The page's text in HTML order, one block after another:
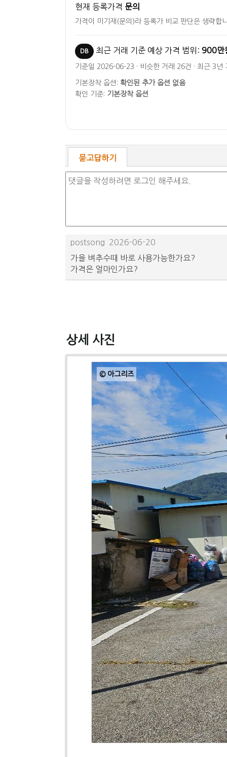
현재 등록가격 문의
가격이 미기재(문의)라 등록가 비교 판단은 생략합
DB 최근 거래 기준 예상 가격 범위: 900만
기준일 2026-06-23 · 비슷한 거래 26건 · 최근 3년
기본장착 옵션: 확인된 추가 옵션 없음
확인 기준: 기본장착 옵션
묻고답하기
postsong
2026-06-20
가을 벼추수때 바로 사용가능한가요?
가격은 얼마인가요?
상세 사진
© 아그리즈